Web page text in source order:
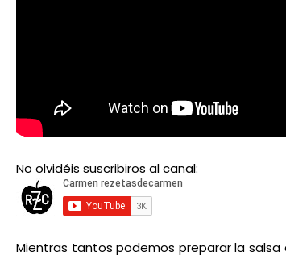
No olvidéis suscribiros al canal:
Mientras tantos podemos preparar la